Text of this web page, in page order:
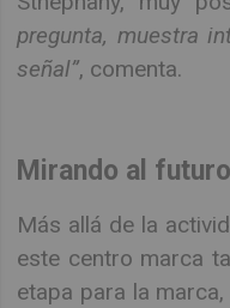
pregunta, muestra
señal”, comenta.
Mirando al futuro
Más allá de la
este centro marca
etapa para la